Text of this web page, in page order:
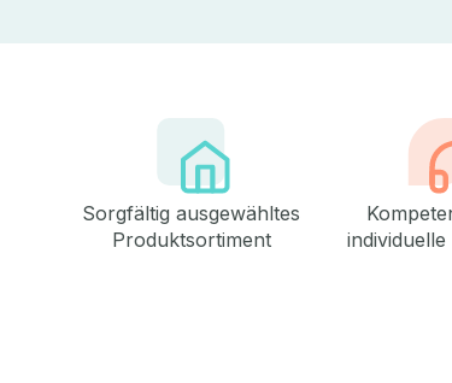
Sorgfältig ausgewähltes
Produktsortiment